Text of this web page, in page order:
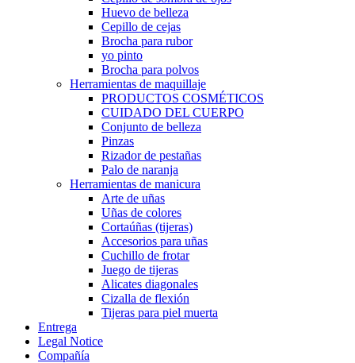
Huevo de belleza
Cepillo de cejas
Brocha para rubor
yo pinto
Brocha para polvos
Herramientas de maquillaje
PRODUCTOS COSMÉTICOS
CUIDADO DEL CUERPO
Conjunto de belleza
Pinzas
Rizador de pestañas
Palo de naranja
Herramientas de manicura
Arte de uñas
Uñas de colores
Cortaúñas (tijeras)
Accesorios para uñas
Cuchillo de frotar
Juego de tijeras
Alicates diagonales
Cizalla de flexión
Tijeras para piel muerta
Entrega
Legal Notice
Compañía